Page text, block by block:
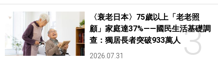
3
〈衰老日本〉75歲以上「老老照
顧」家庭達37%——國民生活基礎調
查：獨居長者突破933萬人
2026.07.31